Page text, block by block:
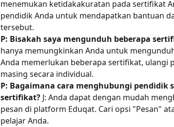
menemukan ketidakakuratan pada sertifikat
pendidik Anda untuk mendapatkan bantuan
tersebut.
P: Bisakah saya mengunduh beberapa
hanya memungkinkan Anda untuk
Anda memerlukan beberapa sertifikat, ulangi
masing secara individual.
P: Bagaimana cara menghubungi
sertifikat? J: Anda dapat dengan mudah
pesan di platform Eduqat. Cari opsi "Pesan"
pelajar Anda.